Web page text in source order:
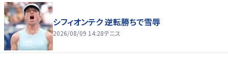
シフィオンテク 逆転勝ちで雪辱
2026/08/09 14:28テニス